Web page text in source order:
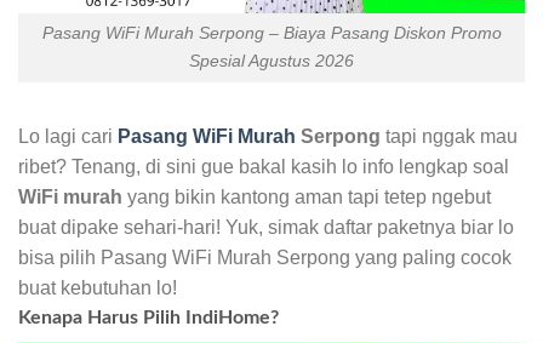
Pasang WiFi Murah Serpong – Biaya Pasang Diskon Promo
Spesial Agustus 2026
Lo lagi cari Pasang WiFi Murah Serpong tapi nggak mau
ribet? Tenang, di sini gue bakal kasih lo info lengkap soal
WiFi murah yang bikin kantong aman tapi tetep ngebut
buat dipake sehari-hari! Yuk, simak daftar paketnya biar lo
bisa pilih Pasang WiFi Murah Serpong yang paling cocok
buat kebutuhan lo!
Kenapa Harus Pilih IndiHome?